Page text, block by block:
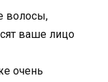
очень